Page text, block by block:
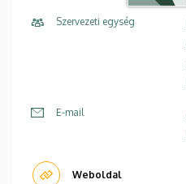
Szervezeti egység
E-mail
Weboldal